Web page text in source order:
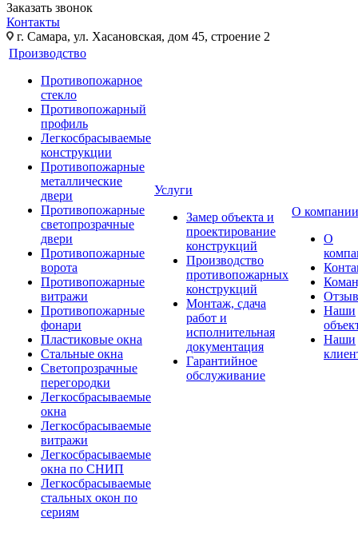
Заказать звонок
Контакты
г. Самара, ул. Хасановская, дом 45, строение 2
Производство
Противопожарное
стекло
Противопожарный
профиль
Легкосбрасываемые
конструкции
Противопожарные
металлические
двери
Противопожарные
светопрозрачные
двери
Противопожарные
ворота
Противопожарные
витражи
Противопожарные
фонари
Пластиковые окна
Стальные окна
Светопрозрачные
перегородки
Легкосбрасываемые
окна
Легкосбрасываемые
витражи
Легкосбрасываемые
окна по СНИП
Легкосбрасываемые
стальных окон по
сериям
Услуги
Замер объекта и
проектирование
конструкций
Производство
противопожарных
конструкций
Монтаж, сдача
работ и
исполнительная
документация
Гарантийное
обслуживание
О компании
О
Наши
Наши